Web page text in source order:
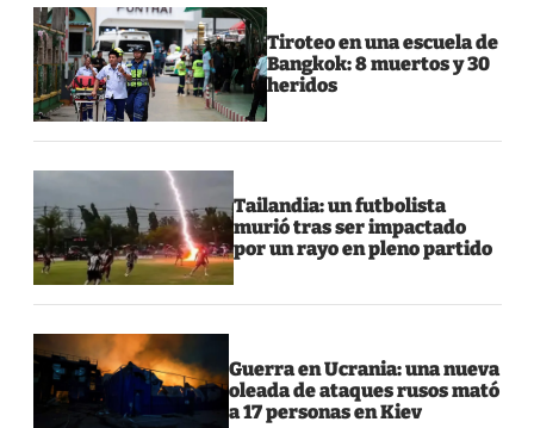
Tiroteo en una escuela de
Bangkok: 8 muertos y 30
heridos
Tailandia: un futbolista
murió tras ser impactado
por un rayo en pleno partido
Guerra en Ucrania: una nueva
oleada de ataques rusos mató
a 17 personas en Kiev